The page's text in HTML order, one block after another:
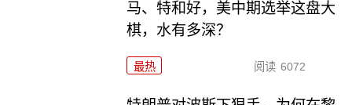
马、特和好，美中期选举这盘大
棋，水有多深？
最热 阅读 6072